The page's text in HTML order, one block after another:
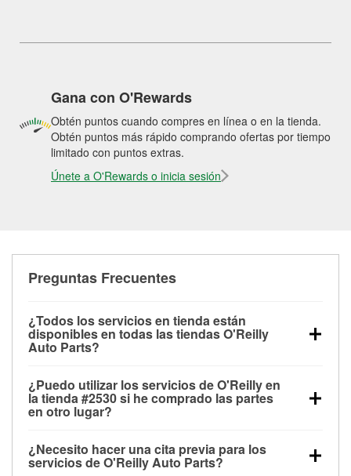
Gana con O'Rewards
Obtén puntos cuando compres en línea o en la tienda.
Obtén puntos más rápido comprando ofertas por tiempo
limitado con puntos extras.
Únete a O'Rewards o inicia sesión
Preguntas Frecuentes
¿Todos los servicios en tienda están
disponibles en todas las tiendas O'Reilly
Auto Parts?
las pruebas de batería, pruebas de alternador y
motor de arranque, revisión de la luz “Check Engine”
con O'Reilly VeriScan® e instalación de
limpiaparabrisas o bombillas, están disponibles en
todas las tiendas O'Reilly Auto Parts. La tienda
¿Puedo utilizar los servicios de O'Reilly en
la tienda #2530 si he comprado las partes
en otro lugar?
de O'Reilly Auto Parts que estén disponibles en la
¿Necesito hacer una cita previa para los
servicios de O'Reilly Auto Parts?